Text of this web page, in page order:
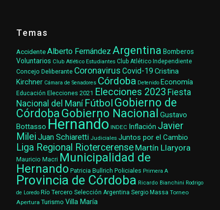
Temas
AccidenteAlberto Fernández Argentina Bomberos
Voluntarios Club Atlético Estudiantes Club Atlético Independiente
Concejo Deliberante Coronavirus Covid-19 Cristina
Kirchner Cámara de Senadores Córdoba Detenido Economía
Educación Elecciones 2021 Elecciones 2023 Fiesta
Nacional del Maní Fútbol Gobierno de
CórdobaGobierno Nacional Gustavo
Bottasso Hernando INDEC Inflación Javier
Milei Juan Schiaretti Judiciales Juntos por el Cambio
Liga Regional Riotercerense Martín Llaryora
Mauricio Macri Municipalidad de
Hernando Patricia Bullrich Policiales Primera A
Provincia de Córdoba Ricardo Bianchini Rodrigo
de Loredo Río Tercero Selección Argentina Sergio Massa Torneo
Apertura Turismo Villa María